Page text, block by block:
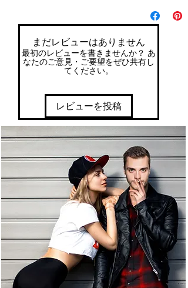
ee
del
ry
Fa
cu
re
pa
y
m
ent
De
liv
er
y
wit
h
まだレビューはありません
最初のレビューを書きませんか？ あ
なたのご意見・ご要望をぜひ共有し
てください。
レビューを投稿